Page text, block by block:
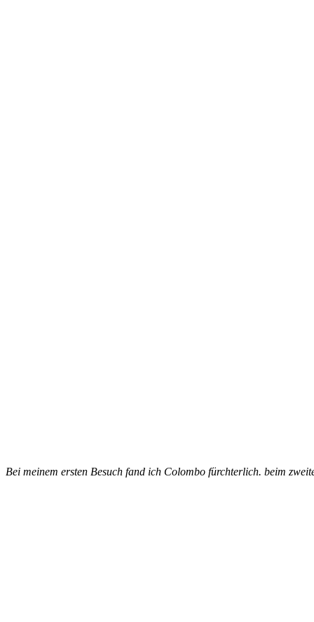
Bei meinem ersten Besuch fand ich Colombo fürchterlich. beim